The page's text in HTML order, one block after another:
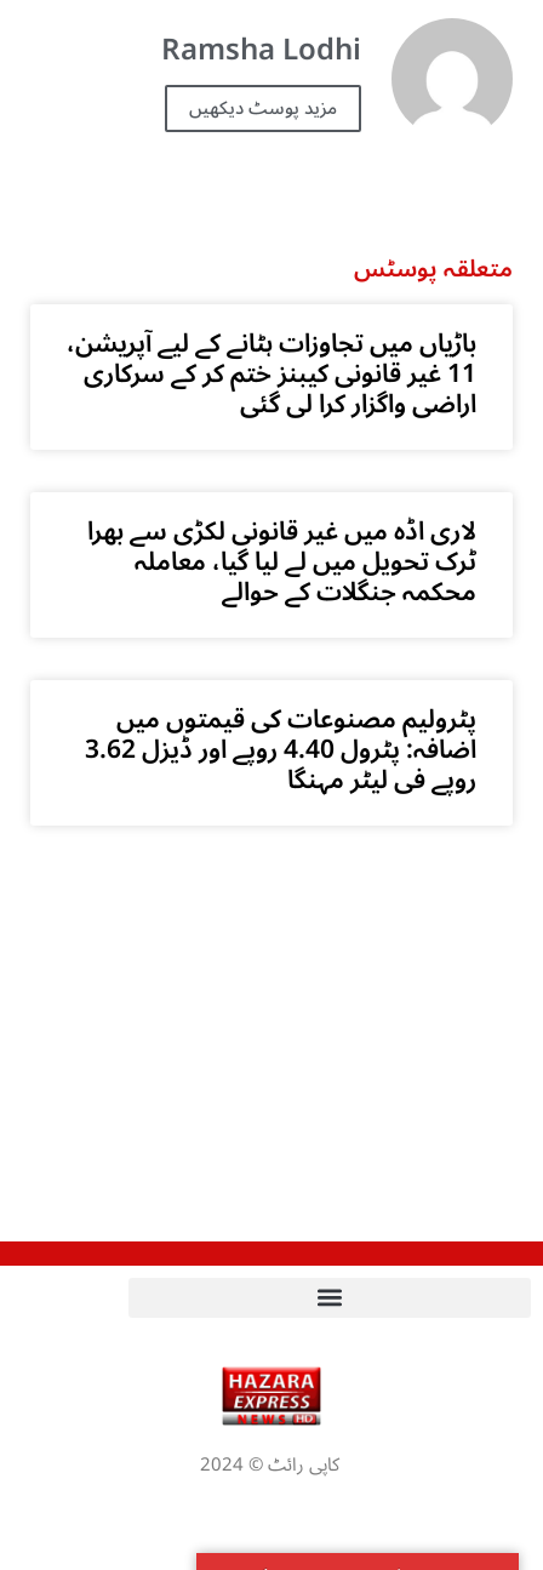
Ramsha Lodhi
مزید پوسٹ دیکھیں
متعلقہ پوسٹس
باڑیاں میں تجاوزات ہٹانے کے لیے آپریشن،
11 غیر قانونی کیبنز ختم کر کے سرکاری
اراضی واگزار کرا لی گئی
لاری اڈہ میں غیر قانونی لکڑی سے بھرا
ٹرک تحویل میں لے لیا گیا، معاملہ
محکمہ جنگلات کے حوالے
پٹرولیم مصنوعات کی قیمتوں میں
اضافہ: پٹرول 4.40 روپے اور ڈیزل 3.62
روپے فی لیٹر مہنگا
کاپی رائٹ © 2024